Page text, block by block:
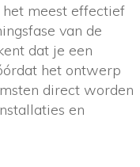
meest effectief
van de
dat je een
het ontwerp
direct worden
en